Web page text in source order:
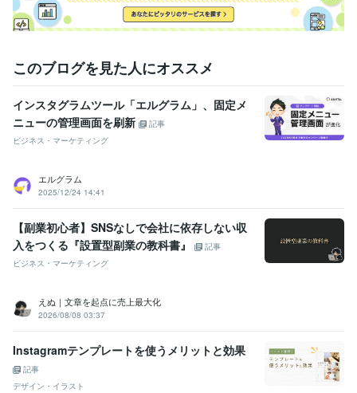
このブログを見た人にオススメ
インスタグラムツール「エルグラム」、固定メ
ニューの管理画面を刷新
記事
ビジネス・マーケティング
エルグラム
2025/12/24 14:41
【副業初心者】SNSなしで会社に依存しない収
入をつくる『設置型副業の教科書』
記事
ビジネス・マーケティング
えぬ｜文章を起点に売上最大化
2026/08/08 03:37
Instagramテンプレートを使うメリットと効果
記事
デザイン・イラスト